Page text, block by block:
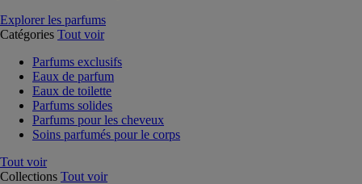
Explorer les parfums
Catégories Tout voir
Parfums exclusifs
Eaux de parfum
Eaux de toilette
Parfums solides
Parfums pour les cheveux
Soins parfumés pour le corps
Tout voir
Collections Tout voir